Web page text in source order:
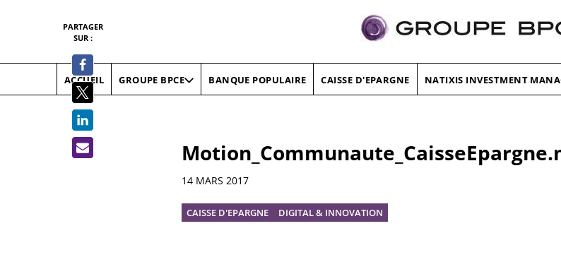
ACCUEIL GROUPE BPCE BANQUE POPULAIRE CAISSE D'EPARGNE NATIXIS INVESTMENT
Informations
14 MARS 2017
CAISSE D'EPARGNE DIGITAL & INNOVATION
PARTAGER
SUR :